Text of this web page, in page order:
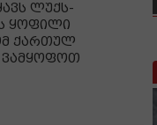
ლუქს-
ყოფილი
ქართულ
ვამყოფოთ